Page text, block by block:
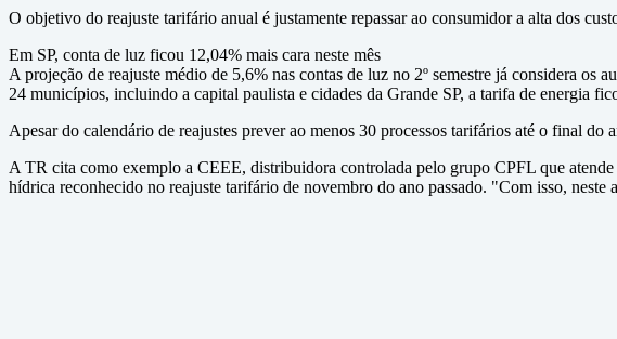
O objetivo do reajuste tarifário anual é justamente repassar ao consumidor a alta dos
Em SP, conta de luz ficou 12,04% mais cara neste mês
A projeção de reajuste médio de 5,6% nas contas de luz no 2º semestre já considera os
24 municípios, incluindo a capital paulista e cidades da Grande SP, a tarifa de energia
Apesar do calendário de reajustes prever ao menos 30 processos tarifários até o final do
A TR cita como exemplo a CEEE, distribuidora controlada pelo grupo CPFL que
hídrica reconhecido no reajuste tarifário de novembro do ano passado. "Com isso,